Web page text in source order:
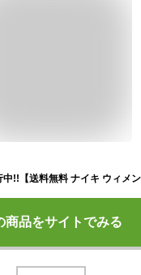
商品をサイトでみる